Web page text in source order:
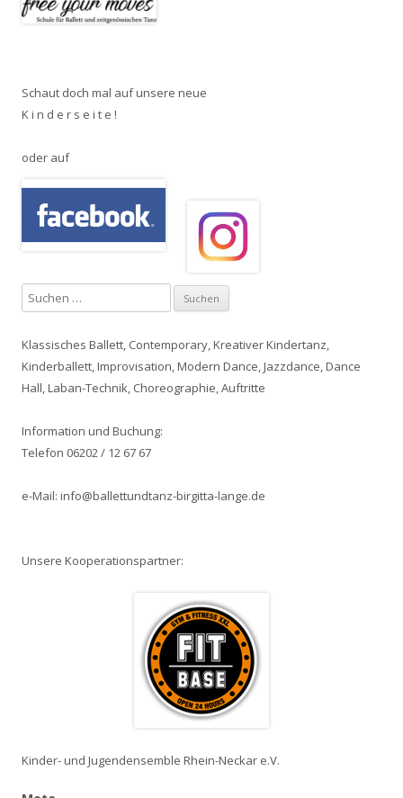
Schaut doch mal auf unsere neue
K i n d e r s e i t e !
oder auf
u
Klassisches Ballett, Contemporary,Kreativer Kindertanz,
Kinderballett,Improvisation,Modern Dance, Jazzdance, Dance
Hall, Laban-Technik, Choreographie, Auftritte
Information und Buchung:
Telefon 06202 / 12 67 67
e-Mail: info@ballettundtanz-birgitta-lange.de
Unsere Kooperationspartner:
Kinder- und Jugendensemble Rhein-Neckar e.V.